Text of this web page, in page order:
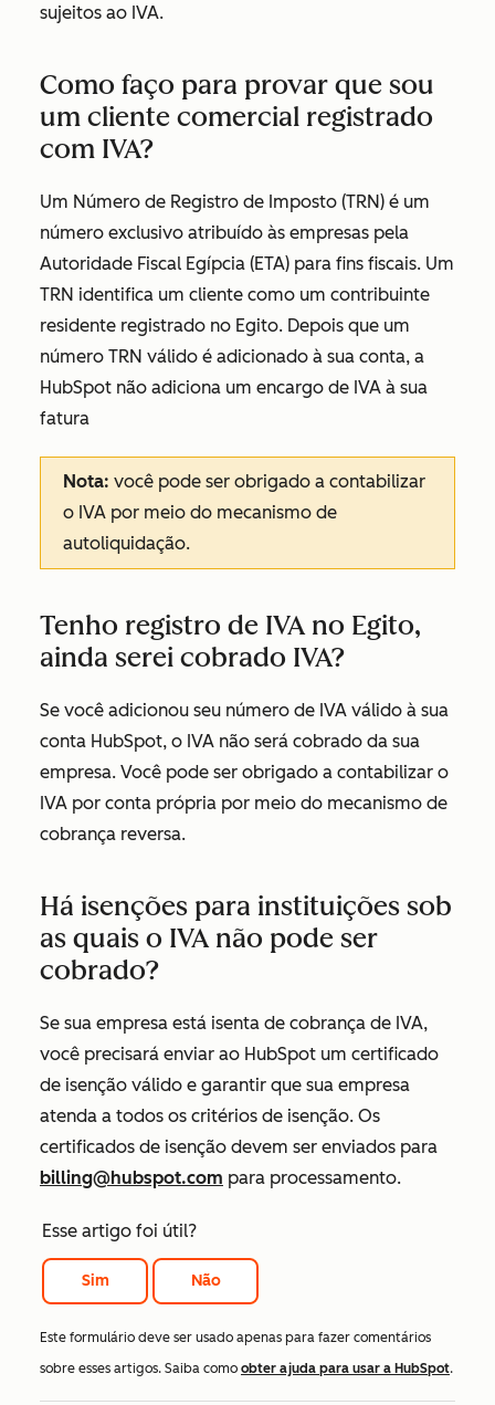
sujeitos ao IVA.
Como faço para provar que sou
um cliente comercial registrado
com IVA?
Um Número de Registro de Imposto (TRN) é um
número exclusivo atribuído às empresas pela
Autoridade Fiscal Egípcia (ETA) para fins fiscais. Um
TRN identifica um cliente como um contribuinte
residente registrado no Egito. Depois que um
número TRN válido é adicionado à sua conta, a
HubSpot não adiciona um encargo de IVA à sua
fatura
Nota: você pode ser obrigado a contabilizar
o IVA por meio do mecanismo de
autoliquidação.
Tenho registro de IVA no Egito,
ainda serei cobrado IVA?
Se você adicionou seu número de IVA válido à sua
conta HubSpot, o IVA não será cobrado da sua
empresa. Você pode ser obrigado a contabilizar o
IVA por conta própria por meio do mecanismo de
cobrança reversa.
Há isenções para instituições sob
as quais o IVA não pode ser
cobrado?
Se sua empresa está isenta de cobrança de IVA,
você precisará enviar ao HubSpot um certificado
de isenção válido e garantir que sua empresa
atenda a todos os critérios de isenção. Os
certificados de isenção devem ser enviados para
billing@hubspot.com para processamento.
Esse artigo foi útil?
Sim Não
Este formulário deve ser usado apenas para fazer comentários
sobre esses artigos. Saiba como obter ajuda para usar a HubSpot.